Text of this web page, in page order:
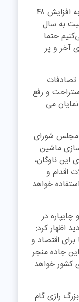
معاون وزیر راه و شهرسازی با اشاره به افزایش ۴۸
به سال
حتما
آخر و پر
تصادفات
و رفع
می
مجلس شورای
ماشین
این ناوگان،
اقدام و
خواهد
در
اظهار کرد:
برای اقتصاد و
جاده منجر
کشور خواهد
رازی گام